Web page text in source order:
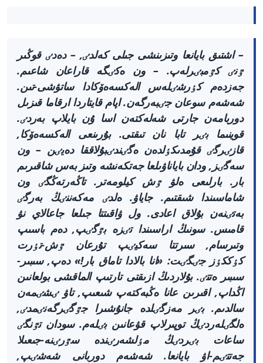
– اشتىق بايانعا وتىزىنشى جىلى كەلدٸ, – دەدٸ قوڭىر
ٷنٸ كٷمبٸرلەپ. – ون ەكٸگە قاراعان شاعىم.
جەزدەم كٶرشٸلەس الەكسەەۆكادا ساتۋشى-تىن.
شەشەم سوعان جٸبەرگەن. اپام قايتاردا ارقاما قىزىل
دوربامەن جارتى شەلەكتەن اسا ۇن بايلاپ بەردٸ.
قوينىما بٸر تابا نان تىقتى. بۇرىنعى الەكسەەۆكا,
قازٸرگٸ قۇمدىكٶلدەن ەگٸندٸبۇلاققا دەيٸن – ون
سەگٸز, ودان باياناۋىلعا جەتكەنشە وتىز بەس شاقىرىم
بار. بارلىعى ەلۋ ٷش كيلومەتر. تاڭەرتەڭگٸ ون
شاماسىندا شىقتىم. جاياۋ. ەلدٸ مەكەننٸڭ بەرگٸ
بەتٸنەن بۇلاق اعادى. ول ۋاقىتتا جىلعا جاعالاي نۋ
قامىس. سونىڭ اراسىندا تٸزە بٷگٸپ, دەم باسىپ
وتىرسام, سىرتتا سەكيٸپ تۇرعان ٷش-تٶرت
كٶككٶز جٸگٸت: «انا بالادا تاماق بار!» دەپ, سىبىر-
سىبىر ەتتٸ. بۇلاردىڭ ازىقتى تارتىپ الماقشى بولعانىن
اڭداپ, اقىرىن عانا ەڭبەكتەپ شىعىپ, تاۋ ٸشٸمەن
سالدىم. بٸر مەزگٸلدە جانۇشىرا جٷگٸرگەنٸمدٸ,
ەلگٸلەردٸڭ توپىرلاپ قۋعانىن بٸلەم. سودان تٷنگٸ
ساعات بٸردٸڭ مٶلشەرٸندە سٷرٸنە-جىعىلا
جەتتٸم-اۋ بايانعا. شەشەم دوربانى شەشٸپ,